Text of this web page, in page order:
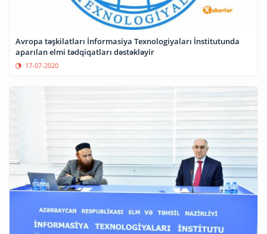
Avropa təşkilatları İnformasiya Texnologiyaları İnstitutunda
aparılan elmi tədqiqatları dəstəkləyir
17-07-2020